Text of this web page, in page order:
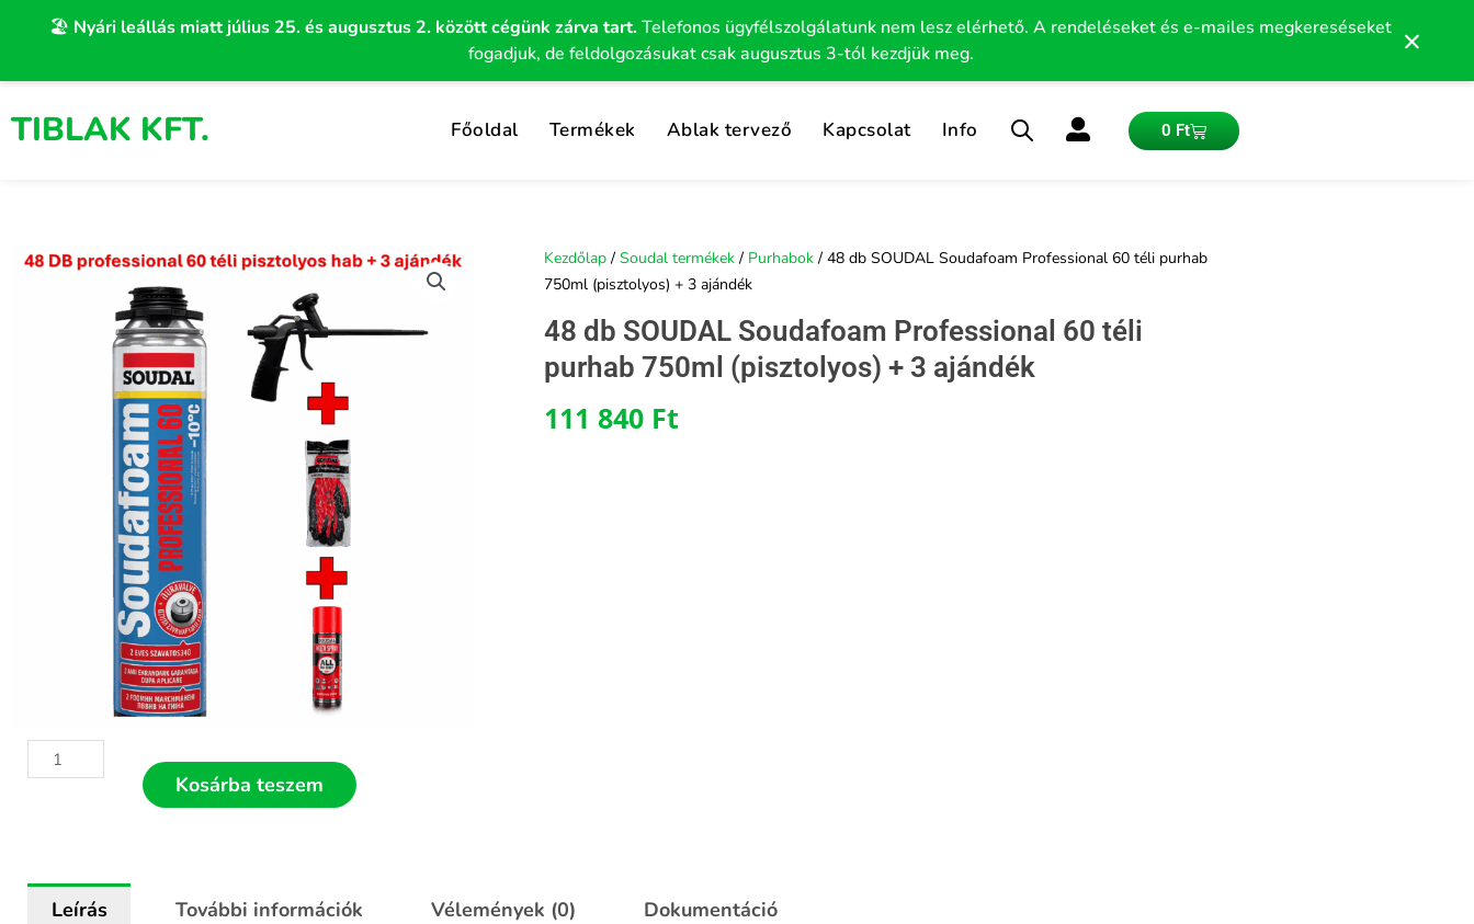
🏖️ Nyári leállás miatt július 25. és augusztus 2. között cégünk zárva tart.Telefonos ügyfélszolgálatunk nem lesz elérhető. A rendeléseket és e-mailes megkereséseket
fogadjuk, de feldolgozásukat csak augusztus 3-tól kezdjük meg.
×
TIBLAK KFT. Főoldal Termékek Ablak tervező Kapcsolat Info 0 FtKosár
Kezdőlap / Soudal termékek / Purhabok / 48 db SOUDAL Soudafoam Professional 60 téli purhab
750ml (pisztolyos) + 3 ajándék
48 db SOUDAL Soudafoam Professional 60 téli
purhab 750ml (pisztolyos) + 3 ajándék
111 840 Ft
db
60
Kosárba teszem
Leírás További információk Vélemények (0) Dokumentáció